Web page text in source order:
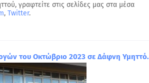
γραφτείτε στις σελίδες μας στα μέσα
, Twitter.
του Οκτώβριο 2023 σε Δάφνη Υμηττό.